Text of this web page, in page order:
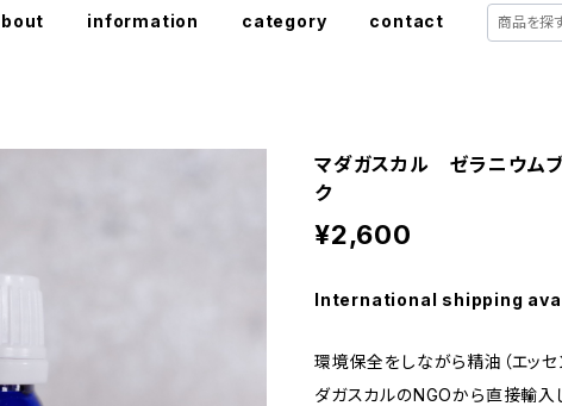
information category contact
マダガスカル ゼラニウム
ク
¥2,600
International shipping
環境保全をしながら精油（エッセ
ダガスカルのNGOから直接輸入